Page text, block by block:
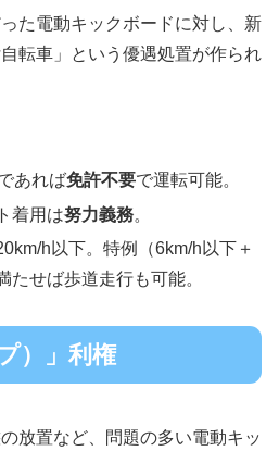
た電動キックボードに対し、新
転車」という優遇処置が作られ
あれば免許不要で運転可能。
着用は努力義務。
h以下。特例（6km/h以下＋
たせば歩道走行も可能。
）」利権
放置など、問題の多い電動キッ